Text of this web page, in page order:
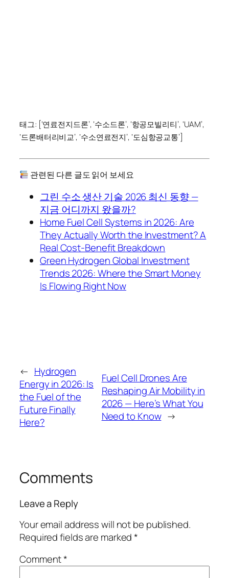
태그: [‘연료전지드론’, ‘수소드론’, ‘항공모빌리티’, ‘UAM’,
‘드론배터리비교’, ‘수소연료전지’, ‘도심항공교통’]
관련된 다른 글도 읽어 보세요
그린 수소 생산 기술 2026 최신 동향 —
지금 어디까지 왔을까?
Home Fuel Cell Systems in 2026: Are
They Actually Worth the Investment? A
Real Cost-Benefit Breakdown
Green Hydrogen Global Investment
Trends 2026: Where the Smart Money
Is Flowing Right Now
← Hydrogen
Energy in 2026: Is
the Fuel of the
Future Finally
Here?
Fuel Cell Drones Are
Reshaping Air Mobility in
2026 — Here’s What You
Need to Know →
Comments
Leave a Reply
Your email address will not be published.
Required fields are marked*
Comment*